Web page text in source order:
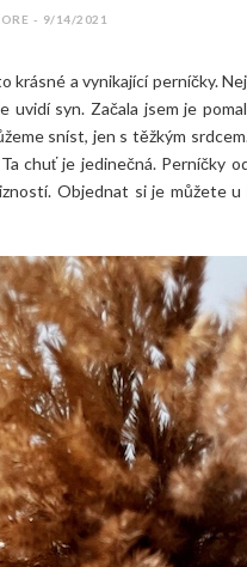
- 9/14/2021
a vynikající perníčky.
uvidí syn. Začala jsem je
sníst, jen s těžkým
chuť je jedinečná. Perníčky
Objednat si je můžete